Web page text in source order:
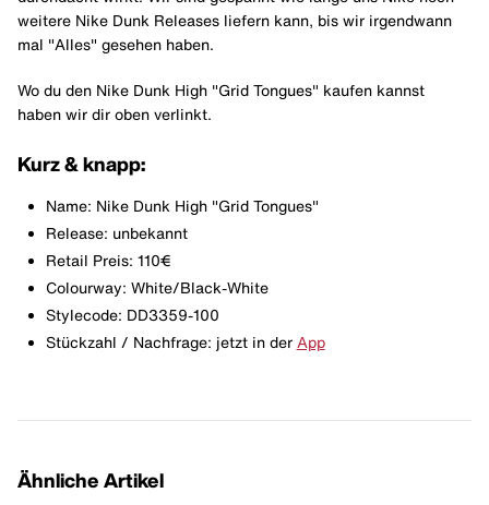
weitere Nike Dunk Releases liefern kann, bis wir irgendwann
mal "Alles" gesehen haben.
Wo du den Nike Dunk High "Grid Tongues" kaufen kannst
haben wir dir oben verlinkt.
Kurz & knapp:
Name: Nike Dunk High "Grid Tongues"
Release: unbekannt
Retail Preis: 110€
Colourway: White/Black-White
Stylecode: DD3359-100
Stückzahl / Nachfrage: jetzt in der App
Ähnliche Artikel